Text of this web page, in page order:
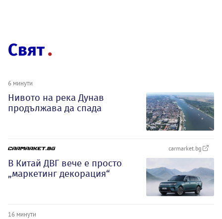
Свят
6 минути
Нивото на река Дунав
продължава да спада
carmarket.bg
В Китай ДВГ вече е просто
„маркетинг декорация“
16 минути